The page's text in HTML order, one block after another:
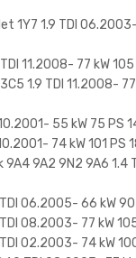
1Y7 1.9 TDI
11.2008- 77 kW
1.9 TDI 11.2008-
55 kW 75 PS
74 kW 101 PS
9A4 9A2 9N2 9A6 1.4
TDI 06.2005- 66 kW
TDI 08.2003- 77 kW
TDI 02.2003- 74 kW